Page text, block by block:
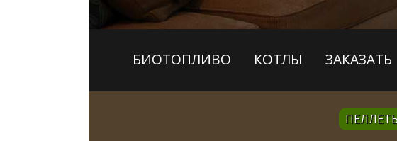
БИОТОПЛИВО КОТЛЫ ЗАКАЗАТЬ